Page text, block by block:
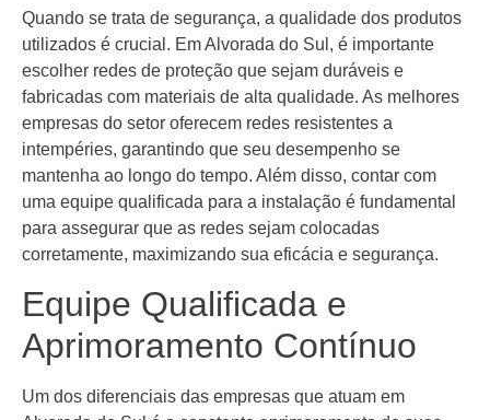
Quando se trata de segurança, a qualidade dos produtos
utilizados é crucial. Em Alvorada do Sul, é importante
escolher redes de proteção que sejam duráveis e
fabricadas com materiais de alta qualidade. As melhores
empresas do setor oferecem redes resistentes a
intempéries, garantindo que seu desempenho se
mantenha ao longo do tempo. Além disso, contar com
uma equipe qualificada para a instalação é fundamental
para assegurar que as redes sejam colocadas
corretamente, maximizando sua eficácia e segurança.
Equipe Qualificada e
Aprimoramento Contínuo
Um dos diferenciais das empresas que atuam em